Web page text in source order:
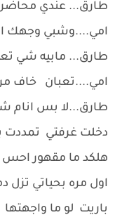
طارق... عندي
امي....وشبي وجهك
طارق... مابيه شي
امي....تعبان خاف
طارق...لا بس انام
دخلت غرفتي تمددت
هلكد ما مقهور احس
اول مره بحياتي
باريت لو ما واجهتها